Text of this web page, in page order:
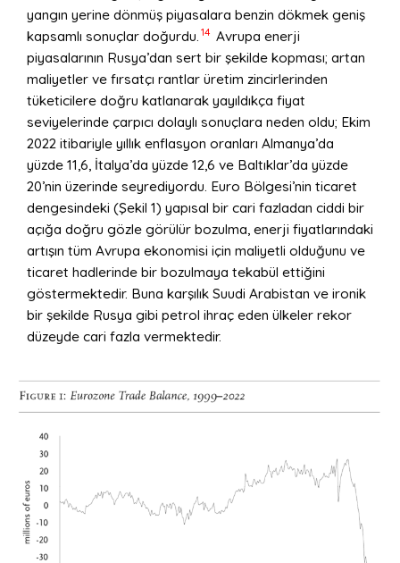
yangın yerine dönmüş piyasalara benzin dökmek geniş
kapsamlı sonuçlar doğurdu. 14 Avrupa enerji
piyasalarının Rusya’dan sert bir şekilde kopması; artan
maliyetler ve fırsatçı rantlar üretim zincirlerinden
tüketicilere doğru katlanarak yayıldıkça fiyat
seviyelerinde çarpıcı dolaylı sonuçlara neden oldu; Ekim
2022 itibariyle yıllık enflasyon oranları Almanya’da
yüzde 11,6, İtalya’da yüzde 12,6 ve Baltıklar’da yüzde
20’nin üzerinde seyrediyordu. Euro Bölgesi’nin ticaret
dengesindeki (Şekil 1) yapısal bir cari fazladan ciddi bir
açığa doğru gözle görülür bozulma, enerji fiyatlarındaki
artışın tüm Avrupa ekonomisi için maliyetli olduğunu ve
ticaret hadlerinde bir bozulmaya tekabül ettiğini
göstermektedir. Buna karşılık Suudi Arabistan ve ironik
bir şekilde Rusya gibi petrol ihraç eden ülkeler rekor
düzeyde cari fazla vermektedir.